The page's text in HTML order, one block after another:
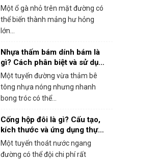
hỏng
Một ổ gà nhỏ trên mặt đường có
thể biến thành mảng hư hỏng
lớn...
Nhựa thấm bám dính bám là
gì? Cách phân biệt và sử dụng
đúng khi thi công bê tông
nhựa
Một tuyến đường vừa thảm bê
tông nhựa nóng nhưng nhanh
bong tróc có thể...
Cống hộp đôi là gì? Cấu tạo,
kích thước và ứng dụng thực
tế
Một tuyến thoát nước ngang
đường có thể đội chi phí rất